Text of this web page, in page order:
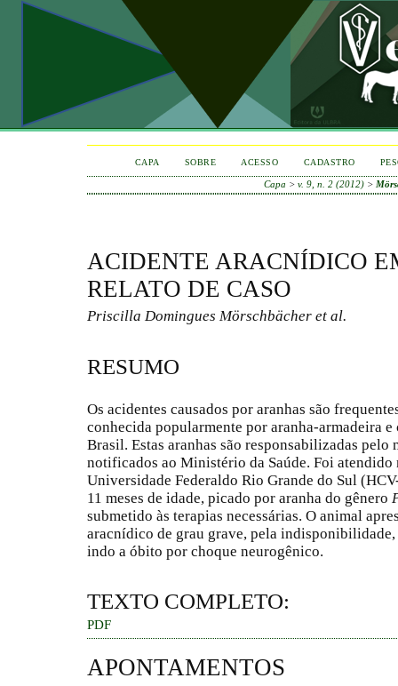
CAPA SOBRE ACESSO CADASTRO
Capa >v. 9, n. 2 (2012) >
ACIDENTE ARACNÍDICO
RELATO DE CASO
Priscilla Domingues Mörschbächer et al.
RESUMO
Os acidentes causados por aranhas são
conhecida popularmente por aranha-armadeira
Brasil. Estas aranhas são responsabilizadas
notificados ao Ministério da Saúde. Foi
Universidade Federaldo Rio Grande do Sul
11 meses de idade, picado por aranha do gênero
submetido às terapias necessárias. O animal
aracnídico de grau grave, pela
indo a óbito por choque neurogênico.
TEXTO COMPLETO:
PDF
APONTAMENTOS